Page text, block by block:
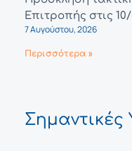
Επιτροπής στις
7 Αυγούστου, 2026
Περισσότερα »
Σημαντικές